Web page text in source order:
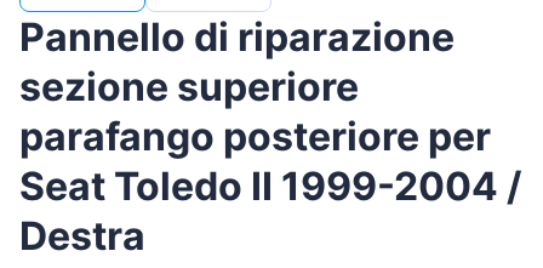
Pannello di riparazione
sezione superiore
parafango posteriore per
Seat Toledo II 1999-2004 /
Destra